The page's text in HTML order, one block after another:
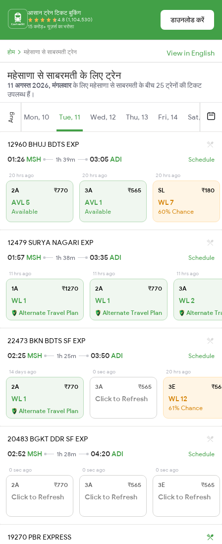
आसान ट्रेन टिकट बुकिंग
4.8 (1,104,530)
15 करोड़+ यूज़र्स का भरोसा
डाउनलोड करें
होम महेसाणा से साबरमती ट्रेन View in English
महेसाणा से साबरमती के लिए ट्रेन
11 अगस्त 2026, मंगलवारके लिए महेसाणा से साबरमती के बीच 25 ट्रेनों की टिकट
उपलब्ध हैं।
Aug Mon, 10 Tue, 11 Wed, 12 Thu, 13 Fri, 14 Sat, 15
12960 BHUJ BDTS EXP
01:26 MSH 1h 39m 03:05ADI Schedule
20 hrs ago
2A ₹770
AVL 5
Available
20 hrs ago
3A ₹565
AVL 1
Available
20 hrs ago
SL ₹180
WL 7
60% Chance
12479 SURYA NAGARI EXP
01:57 MSH 1h 38m 03:35ADI Schedule
11 hrs ago
1A ₹1270
WL 1
Alternate Travel Plan
11 hrs ago
2A ₹770
WL 1
Alternate Travel Plan
11 hrs ago
3A
WL 2
Alternate
22473 BKN BDTS SF EXP
02:25 MSH 1h 25m 03:50ADI Schedule
14 days ago
2A ₹770
WL 1
Alternate Travel Plan
0 sec ago
3A ₹565
Click to Refresh
20 hrs ago
3E
WL 12
61% Chance
20483 BGKT DDR SF EXP
02:52 MSH 1h 28m 04:20ADI Schedule
0 sec ago
2A ₹770
Click to Refresh
0 sec ago
3A ₹565
Click to Refresh
0 sec ago
3E ₹565
Click to Refresh
19270 PBR EXPRESS